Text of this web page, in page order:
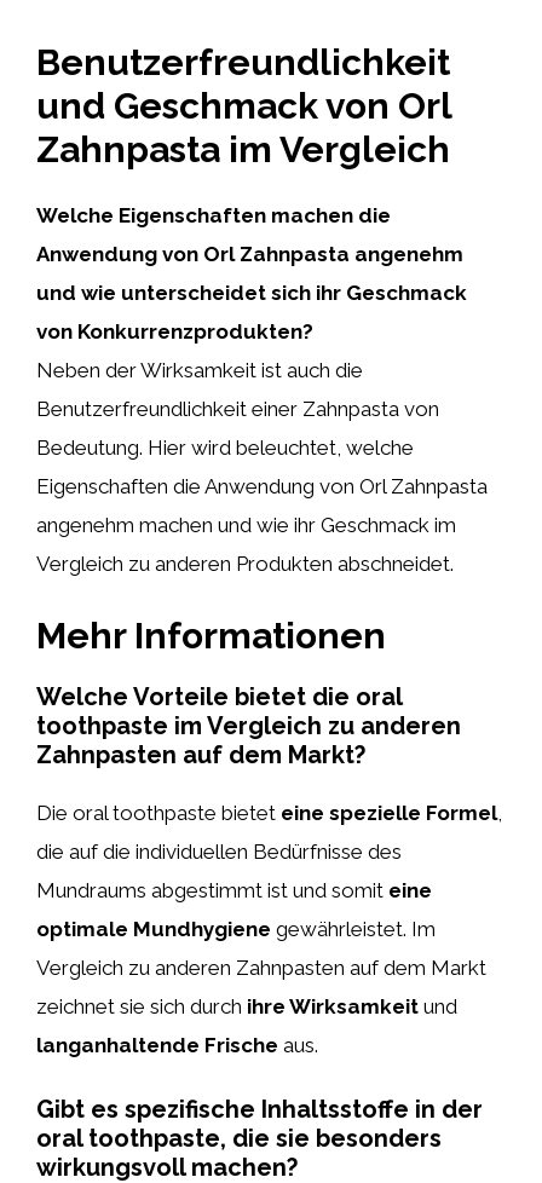
Benutzerfreundlichkeit
und Geschmack von Orl
Zahnpasta im Vergleich
Welche Eigenschaften machen die
Anwendung von Orl Zahnpasta angenehm
und wie unterscheidet sich ihr Geschmack
von Konkurrenzprodukten?
Neben der Wirksamkeit ist auch die
Benutzerfreundlichkeit einer Zahnpasta von
Bedeutung. Hier wird beleuchtet, welche
Eigenschaften die Anwendung von Orl Zahnpasta
angenehm machen und wie ihr Geschmack im
Vergleich zu anderen Produkten abschneidet.
Mehr Informationen
Welche Vorteile bietet die oral
toothpaste im Vergleich zu anderen
Zahnpasten auf dem Markt?
Die oral toothpaste bietet eine spezielle Formel,
die auf die individuellen Bedürfnisse des
Mundraums abgestimmt ist und somit eine
optimale Mundhygiene gewährleistet. Im
Vergleich zu anderen Zahnpasten auf dem Markt
zeichnet sie sich durch ihre Wirksamkeit und
langanhaltende Frische aus.
Gibt es spezifische Inhaltsstoffe in der
oral toothpaste, die sie besonders
wirkungsvoll machen?